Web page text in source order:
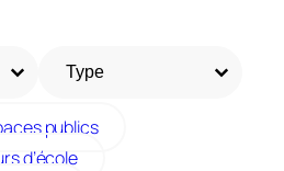
Lieu Filtre des projets - Type
Sélectionnez le contenu
Sélectionnez le contenu
publics
d’école